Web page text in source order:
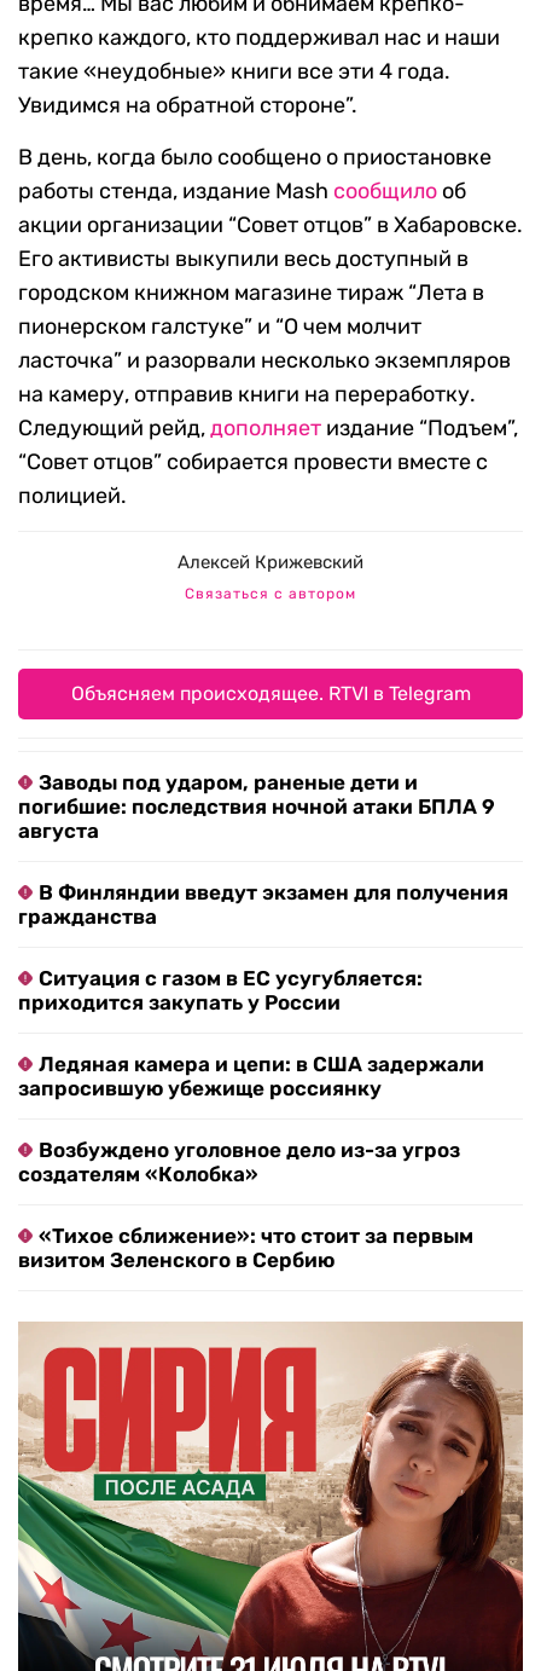
крепко каждого, кто поддерживал нас и наши
такие «неудобные» книги все эти 4 года.
Увидимся на обратной стороне”.
В день, когда было сообщено о приостановке
работы стенда, издание Mash сообщило об
акции организации “Совет отцов” в Хабаровске.
Его активисты выкупили весь доступный в
городском книжном магазине тираж “Лета в
пионерском галстуке” и “О чем молчит
ласточка” и разорвали несколько экземпляров
на камеру, отправив книги на переработку.
Следующий рейд,дополняет издание “Подъем”,
“Совет отцов” собирается провести вместе с
полицией.
Алексей Крижевский
Связаться с автором
Объясняем происходящее. RTVI в Telegram
Заводы под ударом, раненые дети и
погибшие: последствия ночной атаки БПЛА 9
августа
В Финляндии введут экзамен для получения
гражданства
Ситуация с газом в ЕС усугубляется:
приходится закупать у России
Ледяная камера и цепи: в США задержали
запросившую убежище россиянку
Возбуждено уголовное дело из-за угроз
создателям «Колобка»
«Тихое сближение»: что стоит за первым
визитом Зеленского в Сербию